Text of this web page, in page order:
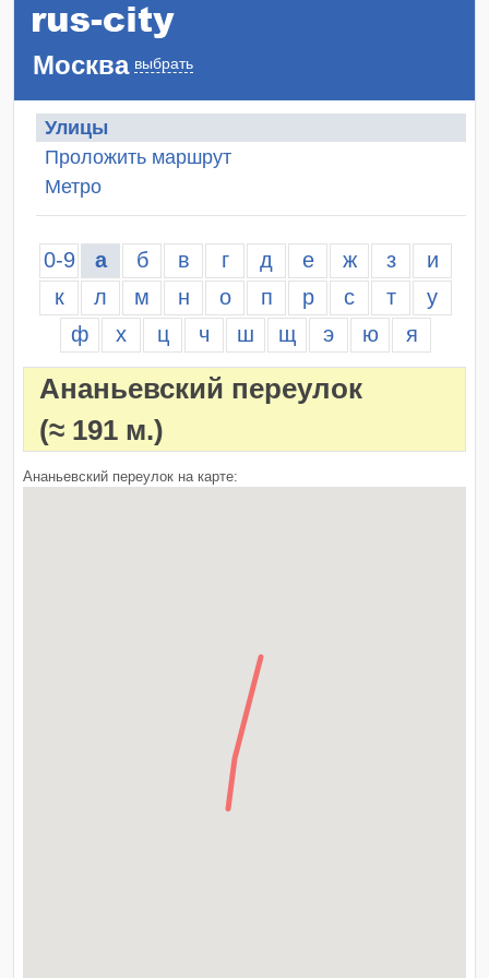
Москва выбрать
Улицы
Проложить маршрут
Метро
0-9 а б в г д е ж з
и
к
л м н о п р с т
у
ф
х ц ч ш щ э ю я
Ананьевский переулок
(≈ 191 м.)
Ананьевский переулок на карте: